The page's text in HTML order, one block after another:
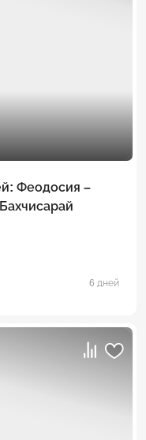
Феодосия –
6 дней